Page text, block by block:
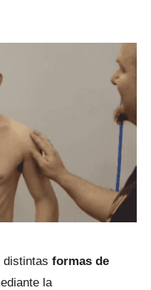
distintas formas de
la